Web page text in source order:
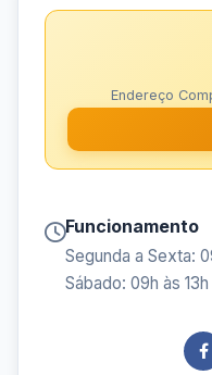
Endereço
Funcionamento
Segunda a Sexta:
Sábado: 09h às 13h